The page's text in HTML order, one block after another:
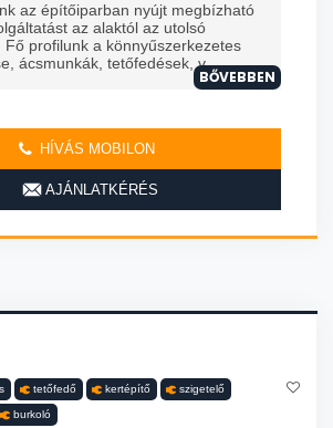
az építőiparban nyújt megbízható
az alaktól az utolsó
Fő profilunk a könnyűszerkezetes
ácsmunkák, tetőfedések, v...
BŐVEBBEN
HÍVÁS MOBILON
AJÁNLATKÉRÉS
tetőfedő kertépítő szigetelő
burkoló